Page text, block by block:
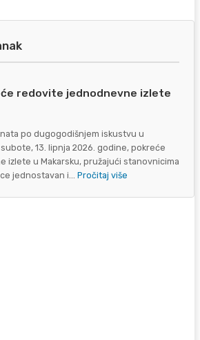
redovite jednodnevne izlete
po dugogodišnjem iskustvu u
13. lipnja 2026. godine, pokreće
izlete u Makarsku, pružajući stanovnicima
jednostavan i... Pročitaj više